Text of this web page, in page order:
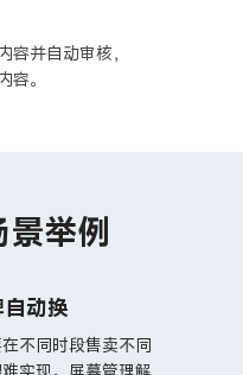
容并自动审核，
容。
举例
动换
不同时段售卖不同